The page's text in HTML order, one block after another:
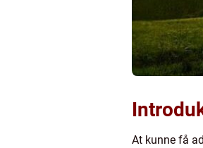
At kunne få